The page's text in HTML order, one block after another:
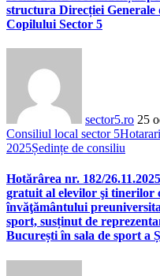
structura Direcției Generale
Copilului Sector 5
sector5.ro 25
Consiliul local sector 5
2025Ședințe de consiliu
Hotărârea nr. 182/
gratuit al elevilor şi tinerilor
învăţământului
sport, susținut de
București în sala de sport a